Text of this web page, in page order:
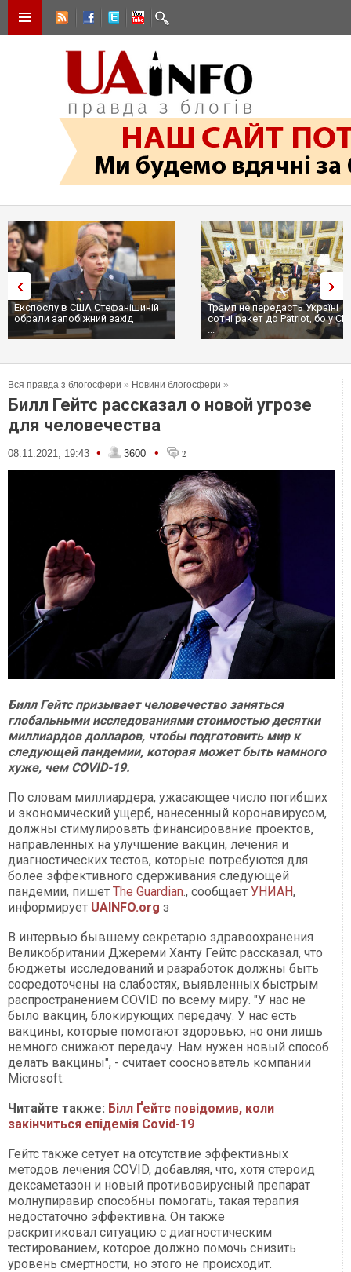
Експослу в США Стефанішиній
обрали запобіжний захід
Трамп не передасть Україні
сотні ракет до Patriot, бо у
...
Вся правда з блогосфери » Новини блогосфери »
Билл Гейтс рассказал о новой угрозе
для человечества
08.11.2021, 19:43 • 3600 • 2
Билл Гейтс призывает человечество заняться
глобальными исследованиями стоимостью десятки
миллиардов долларов, чтобы подготовить мир к
следующей пандемии, которая может быть намного
хуже, чем COVID-19.
По словам миллиардера, ужасающее число погибших
и экономический ущерб, нанесенный коронавирусом,
должны стимулировать финансирование проектов,
направленных на улучшение вакцин, лечения и
диагностических тестов, которые потребуются для
более эффективного сдерживания следующей
пандемии, пишет The Guardian., сообщает УНИАН,
информирует UAINFO.org з
В интервью бывшему секретарю здравоохранения
Великобритании Джереми Ханту Гейтс рассказал, что
бюджеты исследований и разработок должны быть
сосредоточены на слабостях, выявленных быстрым
распространением COVID по всему миру. "У нас не
было вакцин, блокирующих передачу. У нас есть
вакцины, которые помогают здоровью, но они лишь
немного снижают передачу. Нам нужен новый способ
делать вакцины", - считает сооснователь компании
Microsoft.
Читайте также: Білл Ґейтс повідомив, коли
закінчиться епідемія Covid-19
Гейтс также сетует на отсутствие эффективных
методов лечения COVID, добавляя, что, хотя стероид
дексаметазон и новый противовирусный препарат
молнупиравир способны помогать, такая терапия
недостаточно эффективна. Он также
раскритиковал ситуацию с диагностическим
тестированием, которое должно помочь снизить
уровень смертности, но этого не происходит.